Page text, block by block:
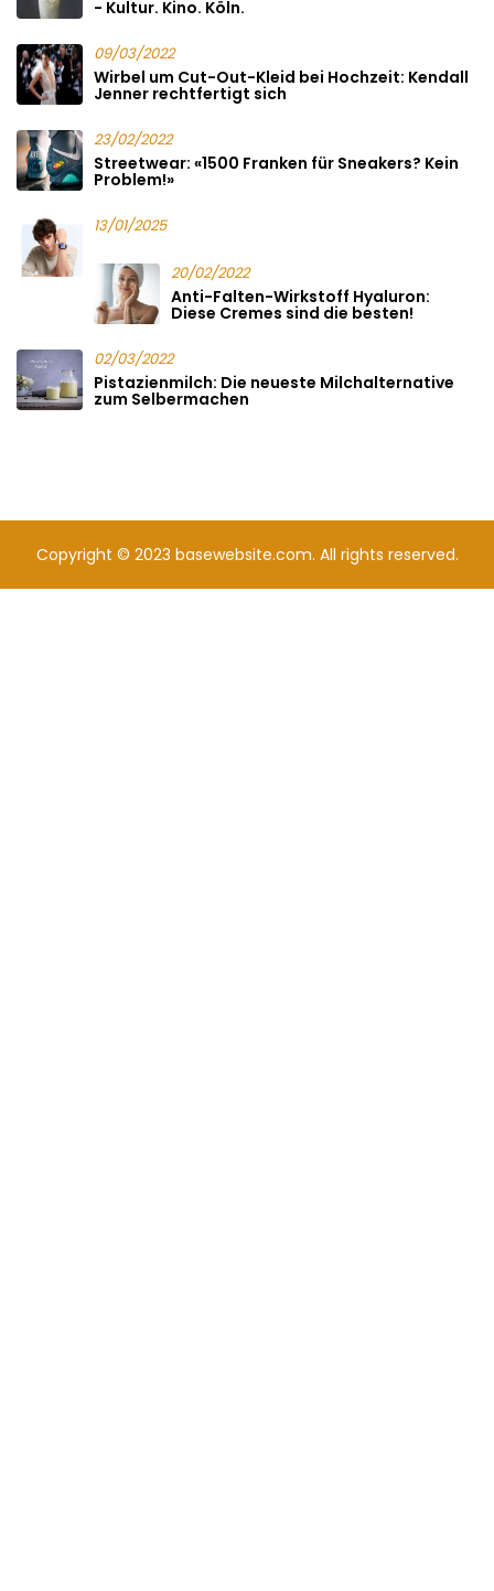
- Kultur. Kino. Köln.
09/03/2022
Wirbel um Cut-Out-Kleid bei Hochzeit: Kendall
Jenner rechtfertigt sich
23/02/2022
Streetwear: «1500 Franken für Sneakers? Kein
Problem!»
13/01/2025
20/02/2022
Anti-Falten-Wirkstoff Hyaluron:
Diese Cremes sind die besten!
02/03/2022
Pistazienmilch: Die neueste Milchalternative
zum Selbermachen
Copyright © 2023 basewebsite.com. All rights reserved.